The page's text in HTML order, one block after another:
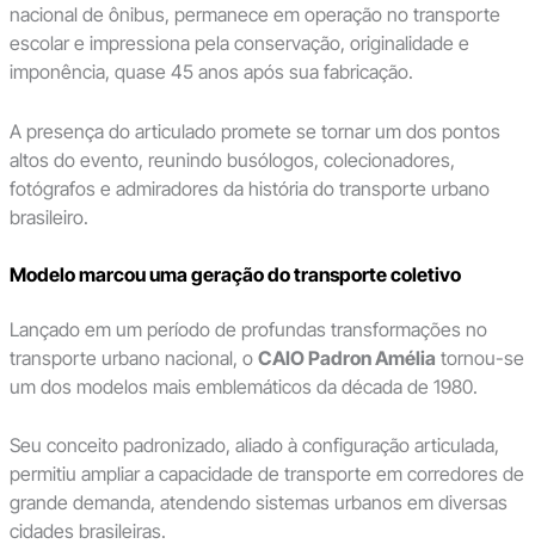
nacional de ônibus, permanece em operação no transporte
escolar e impressiona pela conservação, originalidade e
imponência, quase 45 anos após sua fabricação.
A presença do articulado promete se tornar um dos pontos
altos do evento, reunindo busólogos, colecionadores,
fotógrafos e admiradores da história do transporte urbano
brasileiro.
Modelo marcou uma geração do transporte coletivo
Lançado em um período de profundas transformações no
transporte urbano nacional, o CAIO Padron Amélia tornou-se
um dos modelos mais emblemáticos da década de 1980.
Seu conceito padronizado, aliado à configuração articulada,
permitiu ampliar a capacidade de transporte em corredores de
grande demanda, atendendo sistemas urbanos em diversas
cidades brasileiras.